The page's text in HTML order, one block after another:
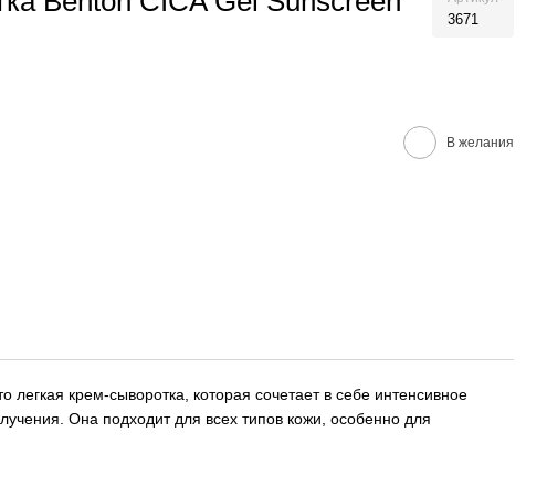
3671
В желания
легкая крем-сыворотка, которая сочетает в себе интенсивное
Она подходит для всех типов кожи, особенно для